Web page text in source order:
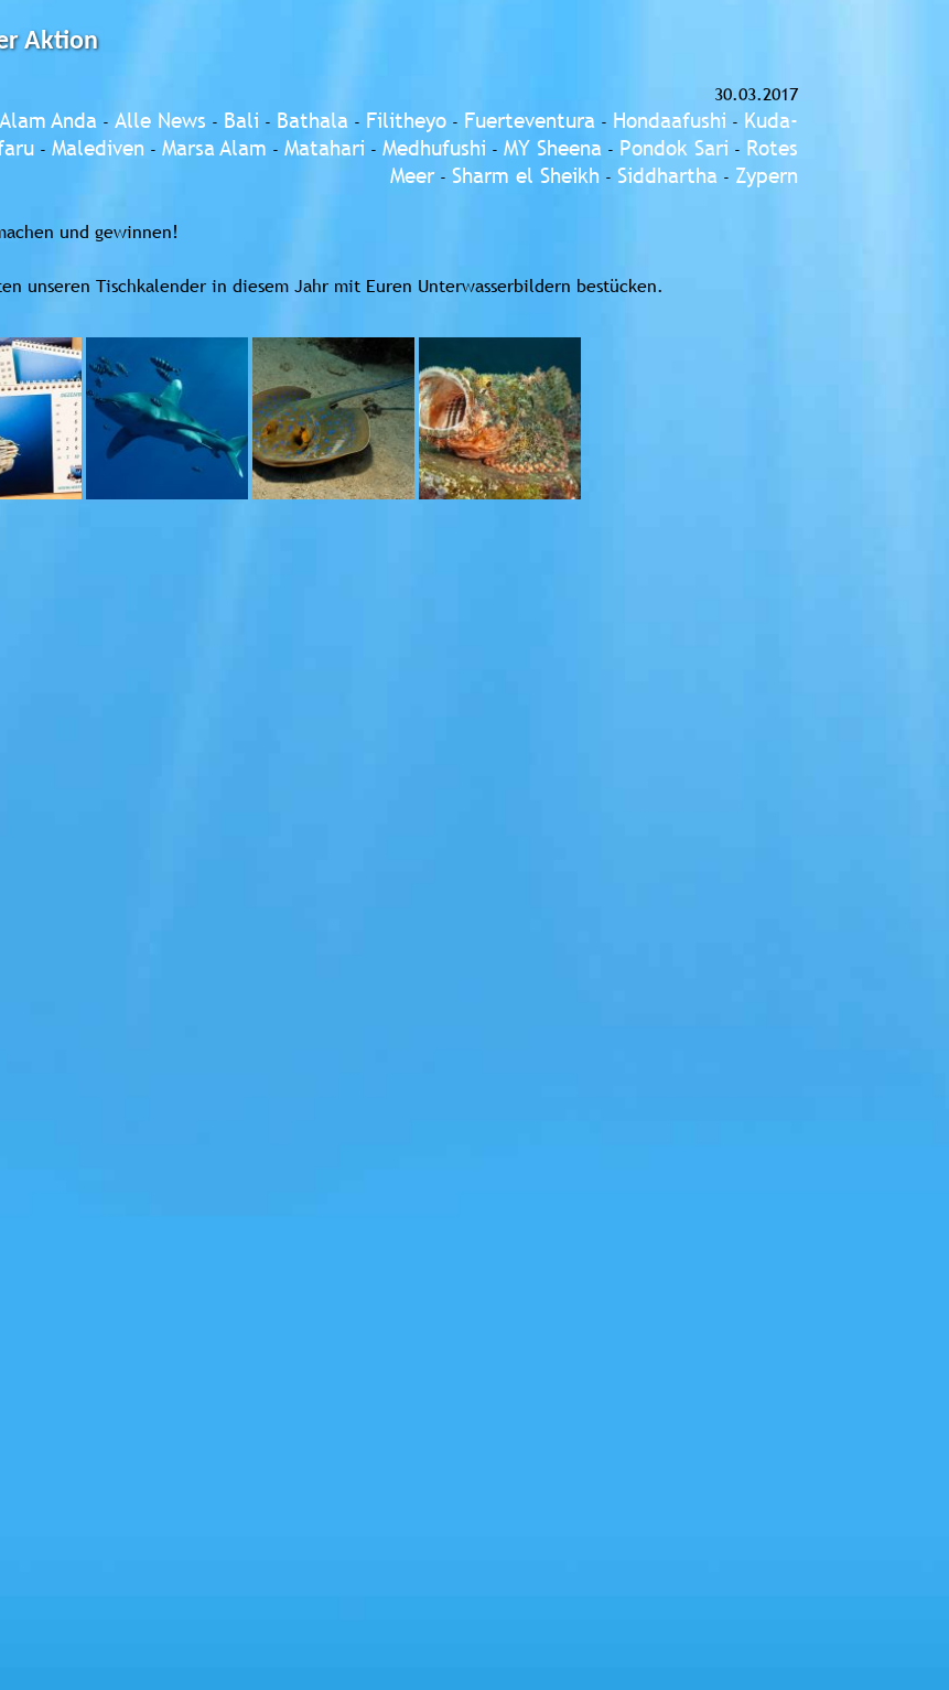
Aktion
30.03.2017
Alam Anda - Alle News - Bali - Bathala - Filitheyo - Fuerteventura - Hondaafushi - Kuda-
- Malediven - Marsa Alam - Matahari - Medhufushi - MY Sheena - Pondok Sari - Rotes
Meer- Sharm el Sheikh - Siddhartha - Zypern
und gewinnen!
unseren Tischkalender in diesem Jahr mit Euren Unterwasserbildern bestücken.